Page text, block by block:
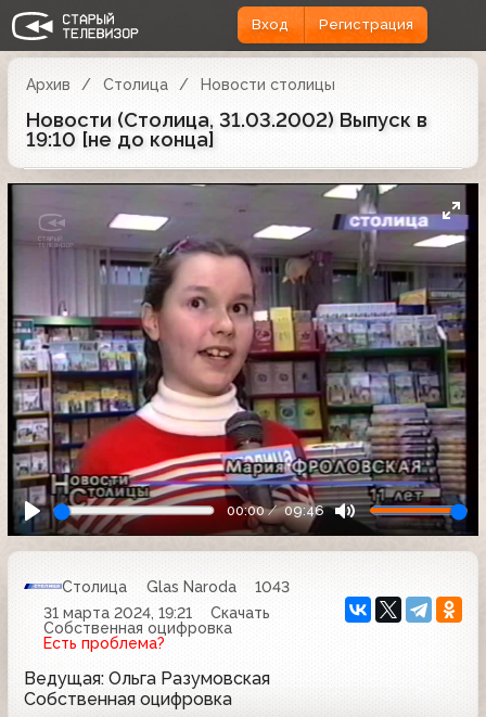
Вход Регистрация
Архив Столица Новости столицы
Новости (Столица, 31.03.2002) Выпуск в
19:10 [не до конца]
00:00 09:46
Столица Glas Naroda
1043
31 марта 2024, 19:21
Скачать
Собственная оцифровка
Есть проблема?
Ведущая: Ольга Разумовская
Собственная оцифровка